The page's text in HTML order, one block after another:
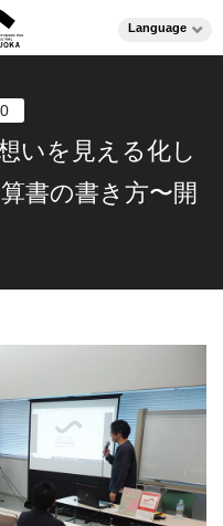
Language
いを見える化し
書の書き方〜開